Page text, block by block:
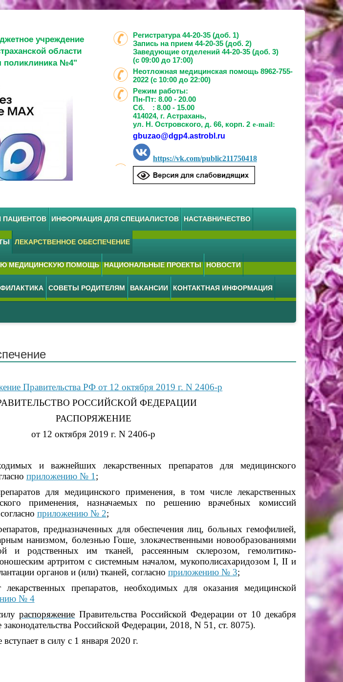
Регистратура 44-20-35 (доб. 1)
Запись на прием 44-20-35 (доб. 2)
Заведующие отделений 44-20-35 (доб. 3)
(с 09:00 до 17:00)
Неотложная медицинская помощь 8962-755-
2022 (с 10:00 до 22:00)
Режим работы:
Пн-Пт: 8.00 - 20.00
Сб. : 8.00 - 15.00
414024, г. Астрахань,
ул. Н. Островского, д. 66, корп. 2 e-mail:
gbuzao@dgp4.astrobl.ru
https://vk.com/public211750418
учреждение
области
поликлиника №4"
ПАЦИЕНТОВ ИНФОРМАЦИЯ ДЛЯ СПЕЦИАЛИСТОВ НАСТАВНИЧЕСТВО
ЛЕКАРСТВЕННОЕ ОБЕСПЕЧЕНИЕ
МЕДИЦИНСКУЮ ПОМОЩЬ НАЦИОНАЛЬНЫЕ ПРОЕКТЫ НОВОСТИ
СОВЕТЫ РОДИТЕЛЯМ ВАКАНСИИ КОНТАКТНАЯ ИНФОРМАЦИЯ
Правительства РФ от 12 октября 2019 г. N 2406-р
РОССИЙСКОЙ ФЕДЕРАЦИИ
РАСПОРЯЖЕНИЕ
от 12 октября 2019 г. N 2406-р
и важнейших лекарственных препаратов для медицинского
приложению № 1 ;
для медицинского применения, в том числе лекарственных
применения, назначаемых по решению врачебных комиссий
приложению № 2;
предназначенных для обеспечения лиц, больных гемофилией,
нанизмом, болезнью Гоше, злокачественными новообразованиями
и родственных им тканей, рассеянным склерозом, гемолитико-
артритом с системным началом, мукополисахаридозом I, II и
органов и (или) тканей, согласно приложению № 3;
лекарственных препаратов, необходимых для оказания медицинской
№ 4
распоряжение Правительства Российской Федерации от 10 декабря
Российской Федерации, 2018, N 51, ст. 8075).
в силу с 1 января 2020 г.